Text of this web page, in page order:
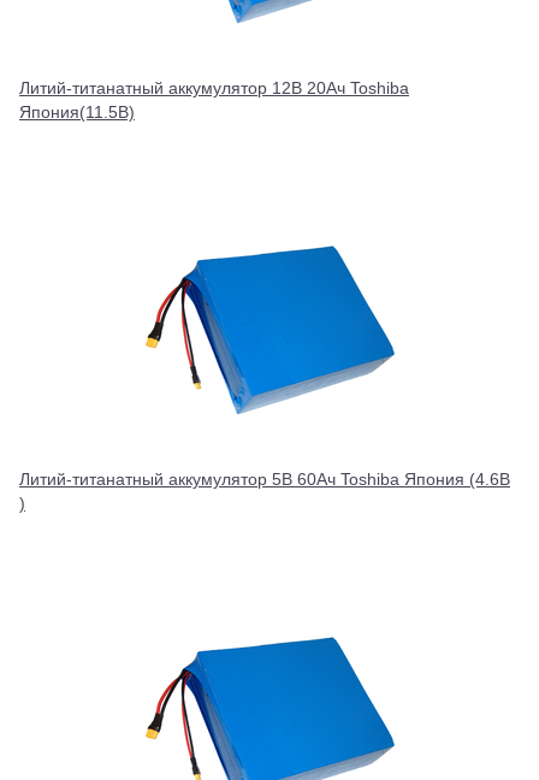
Литий-титанатный аккумулятор 12В 20Ач Toshiba
Япония(11.5В)
Литий-титанатный аккумулятор 5В 60Ач Toshiba Япония (4.6В
)